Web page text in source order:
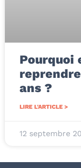
Pourquoi
ans ?
LIRE L'ARTICLE >
12 septembre